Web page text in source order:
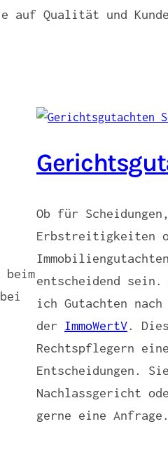
auf Qualität und
Ob für
Erbstreitigkeiten
entscheidend
ich Gutachten
der ImmoWertV.
Rechtspflegern
Entscheidungen.
Nachlassgericht
gerne eine Anfrage.